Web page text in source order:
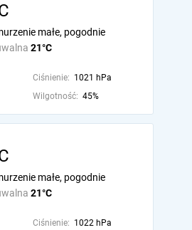
21°C
małe, pogodnie
Ciśnienie: 1021 hPa
Wilgotność: 45%
21°C
małe, pogodnie
Ciśnienie: 1022 hPa